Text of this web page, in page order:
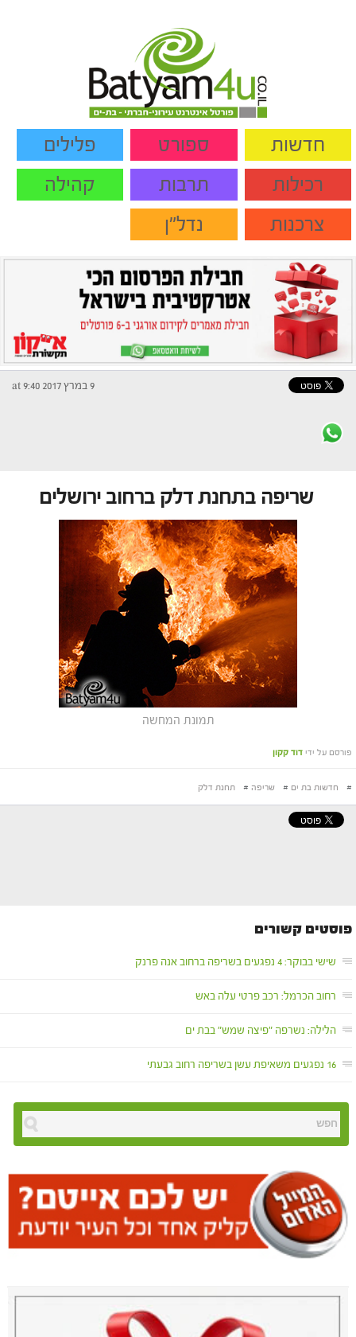
חדשות ספורט
פלילים
רכילות
תרבות
קהילה
צרכנות
נדל"ן
9 במרץ 2017 at 9:40
שריפה בתחנת דלק ברחוב ירושלים
תמונת המחשה
פורסם על ידי דוד קקון
# חדשות בת ים # שריפה # תחנת דלק
פוסטים קשורים
שישי בבוקר: 4 נפגעים בשריפה ברחוב אנה פרנק
רחוב הכרמל: רכב פרטי עלה באש
הלילה: נשרפה "פיצה שמש" בבת ים
16 נפגעים משאיפת עשן בשריפה רחוב גבעתי